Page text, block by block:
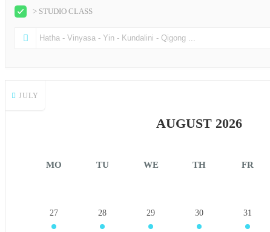
> STUDIO CLASS
JULY
AUGUST 2026
MO TU WE TH FR
27 28 29 30 31